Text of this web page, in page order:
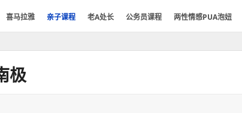
喜马拉雅 亲子课程 老A处长 公务员课程 两性情感PUA泡妞
极